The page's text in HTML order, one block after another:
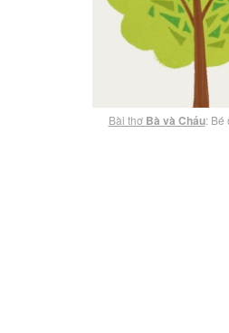
Bài thơ Bà và Cháu: Bé